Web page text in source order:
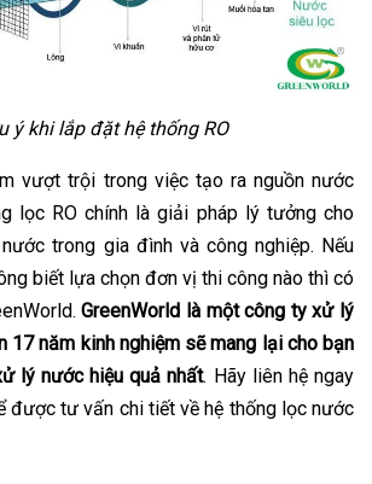
ý khi lắp đặt hệ thống RO
vượt trội trong việc tạo ra nguồn nước
lọc RO chính là giải pháp lý tưởng cho
trong gia đình và công nghiệp. Nếu
biết lựa chọn đơn vị thi công nào thì có
GreenWorld là một công ty xử lý
17 năm kinh nghiệm sẽ mang lại cho bạn
lý nước hiệu quả nhất. Hãy liên hệ ngay
được tư vấn chi tiết về hệ thống lọc nước